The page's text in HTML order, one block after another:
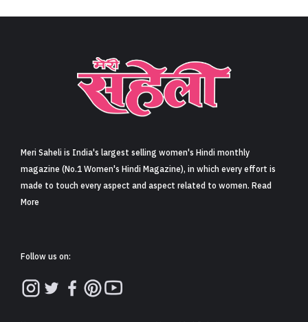
अपनी मां के निधन से टूट गए थे गोविंदा, नदी में डूबकर जान देना
चाहते थे एक्टर, बोले- सब कुछ खत्म हो गया था (Govinda
Wanted To Commit Suicide In The Narmada River
5 min read
River) में उतरकर उन्होंने जान देने की कोशिश की (Attempt To Suicide)